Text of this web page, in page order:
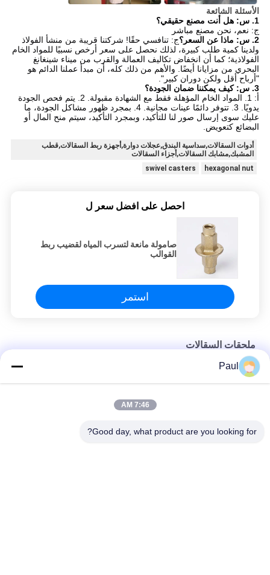
الأسئلة الشائعة
1. س: هل أنت مصنع حقيقي؟
ج: نعم، نحن مصنع مباشر
2. س: ماذا عن السعر؟
ج: تنافسي حقًا! شركتنا قريبة من منشأ الفولاذ
ولدينا كمية طلب كبيرة، لذلك نحصل على سعر أرخص نسبيًا للمواد الخام
الفولاذية؛ كما أن انخفاض تكاليف العمالة والقرب من ميناء شينغانغ
البحري من مزايانا أيضًا. والأهم من ذلك كله، أن مبدأ عملنا الدائم هو
"أرباح أقل ولكن دوران كبير".
3. س: كيف يمكننا ضمان الجودة؟
أ: 1. المواد الخام المؤهلة فقط مع الشهادة مقبولة. 2. يتم فحص الجودة
يدويًا. 3. تتوفر دائمًا عينات مجانية. 4. بمجرد ظهور مشاكل الجودة، ما
عليك سوى إرسال صور لنا للتأكيد، وبمجرد التأكيد، سيتم منح المال أو
البضائع كتعويض.
أدوات السقالات,سداسية البندق,عجلات دوارة,أجهزة ربط السقالات,قطب
المشبك,مشابك السقالات,أجزاء السقالات
hexagonal nut
swivel casters
احصل على افضل سعر ل
صامولة مانعة لتسرب المياه لقضيب ربط
القوالب
استمر
ملحقات السقالات
صناعة الصفائح نظام ربط العصا الملحقات ربط العصا الجناح الجناح
Paul
7:46 AM
Good day, what product are you looking for?